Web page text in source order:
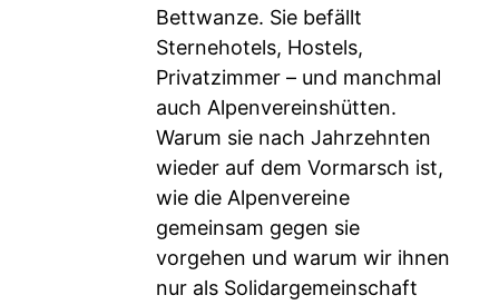
Bettwanze. Sie befällt
Sternehotels, Hostels,
Privatzimmer – und manchmal
auch Alpenvereinshütten.
Warum sie nach Jahrzehnten
wieder auf dem Vormarsch ist,
wie die Alpenvereine
gemeinsam gegen sie
vorgehen und warum wir ihnen
nur als Solidargemeinschaft